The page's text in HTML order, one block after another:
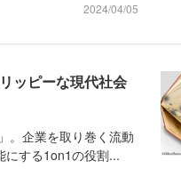
2024/04/05
ッピーな現代社会
。企業を取り巻く流動
にする1on1の役割...